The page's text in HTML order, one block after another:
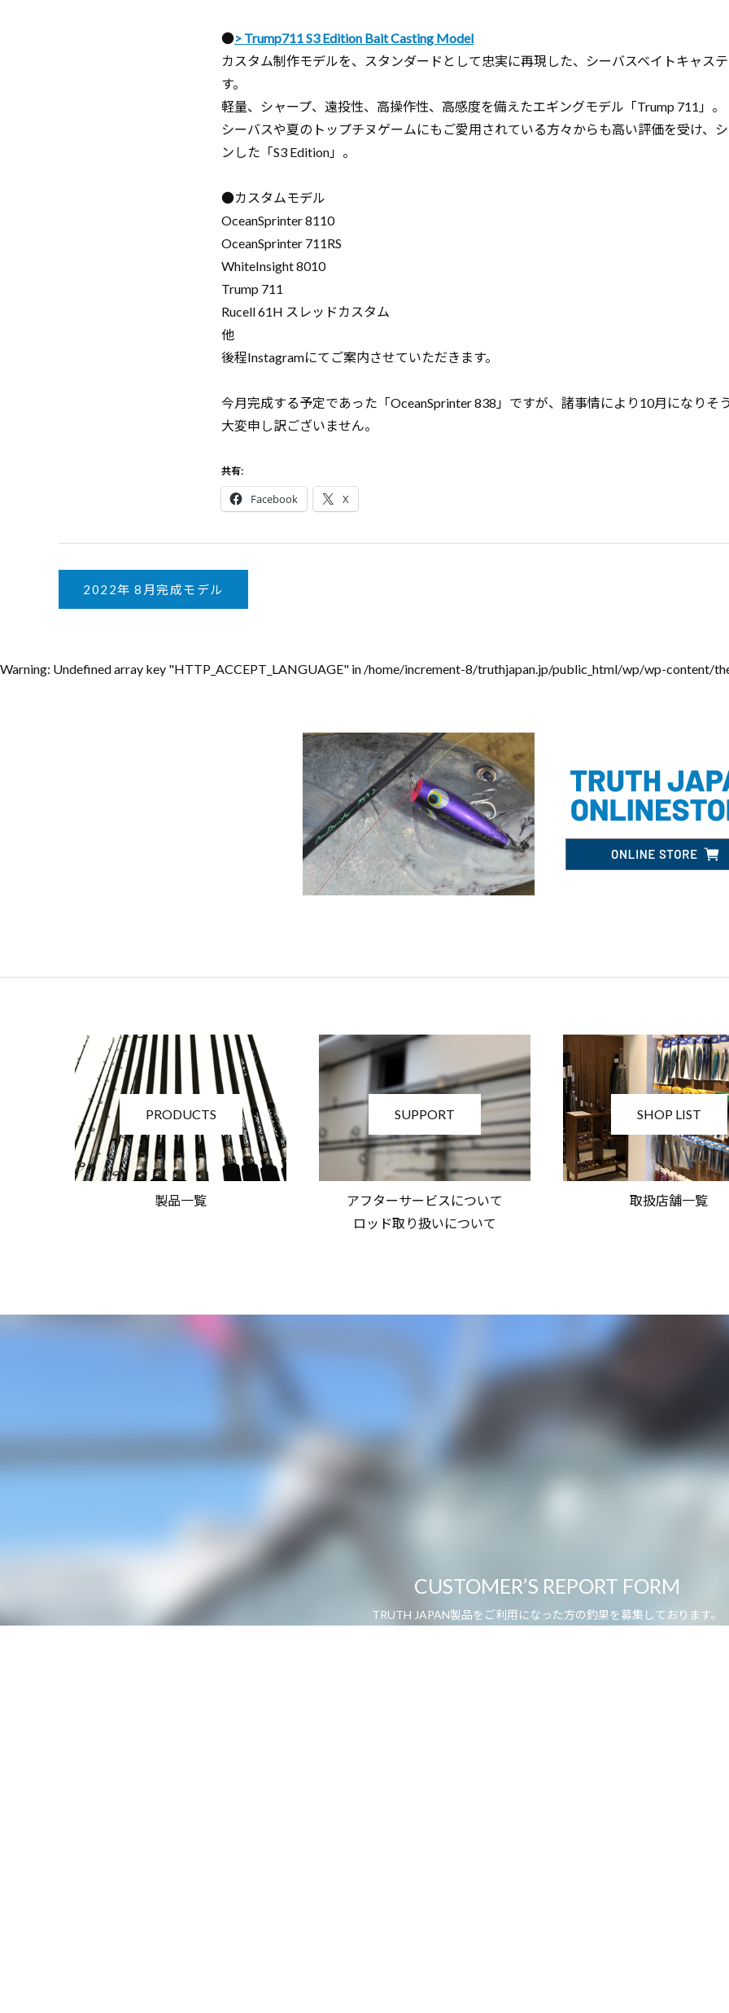
●
Trump711 S3 Edition Bait Casting Model
カスタム制作モデルを、スタンダードとして忠実に再現した、シーバスベイトキャス
す。
軽量、シャープ、遠投性、高操作性、高感度を備えたエギングモデル「Trump 711」。
シーバスや夏のトップチヌゲームにもご愛用されている方々からも高い評価を受け、
ンした「S3 Edition」。
●カスタムモデル
OceanSprinter 8110
OceanSprinter 711RS
WhiteInsight 8010
Trump 711
Rucell 61H スレッドカスタム
他
後程Instagramにてご案内させていただきます。
今月完成する予定であった「OceanSprinter 838」ですが、諸事情により10月になりそ
大変申し訳ございません。
共有:
Facebook X
2022年 8月完成モデル
Warning: Undefined array key "HTTP_ACCEPT_LANGUAGE" in /home/increment-8/truthjapan.jp/public_html/wp/wp-content/
PRODUCTS
製品一覧
SUPPORT
アフターサービスについて
ロッド取り扱いについて
SHOP LIST
取扱店舗一覧
CUSTOMER’S REPORT FORM
TRUTH JAPAN製品をご利用になった方の釣果を募集しております。